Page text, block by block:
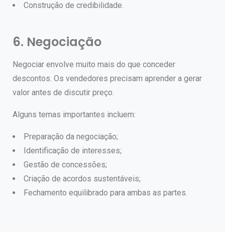
Construção de credibilidade.
6. Negociação
Negociar envolve muito mais do que conceder
descontos. Os vendedores precisam aprender a gerar
valor antes de discutir preço.
Alguns temas importantes incluem:
Preparação da negociação;
Identificação de interesses;
Gestão de concessões;
Criação de acordos sustentáveis;
Fechamento equilibrado para ambas as partes.